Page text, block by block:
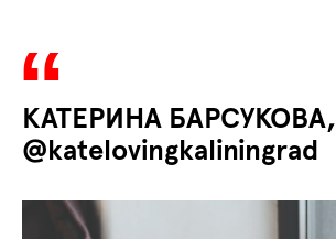
КАТЕРИНА БАРСУКОВА,
@katelovingkaliningrad